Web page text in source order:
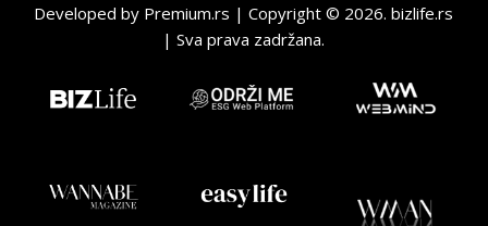
Developed by Premium.rs | Copyright © 2026.bizlife.rs
| Sva prava zadržana.